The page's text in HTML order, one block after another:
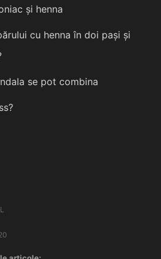
și henna
cu henna în doi pași și
se pot combina